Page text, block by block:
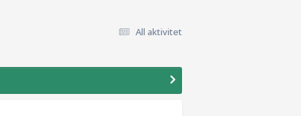
All aktivitet